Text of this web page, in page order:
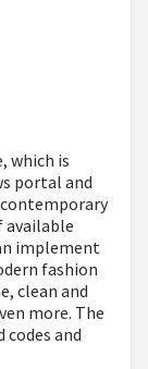
which is
portal and
available
implement
fashion
clean and
more. The
and